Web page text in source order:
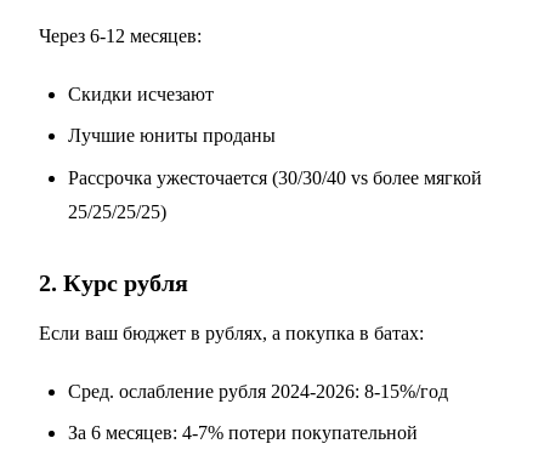
Через 6-12 месяцев:
Скидки исчезают
Лучшие юниты проданы
Рассрочка ужесточается (30/30/40 vs более мягкой
25/25/25/25)
2. Курс рубля
Если ваш бюджет в рублях, а покупка в батах:
Сред. ослабление рубля 2024-2026: 8-15%/год
За 6 месяцев: 4-7% потери покупательной